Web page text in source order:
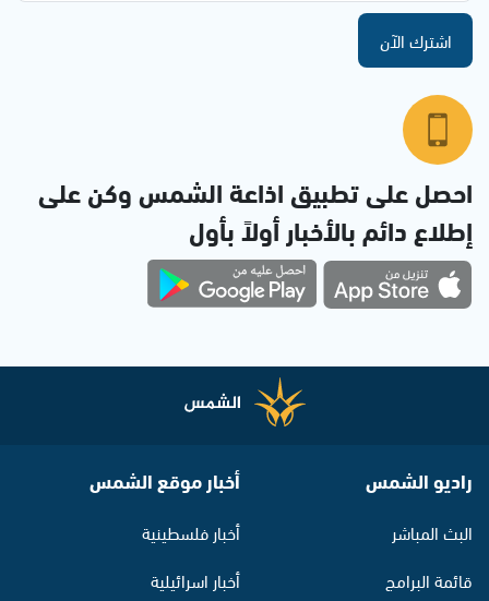
اشترك الآن
احصل على تطبيق اذاعة الشمس وكن على
إطلاع دائم بالأخبار أولاً بأول
راديو الشمس
البث المباشر
قائمة البرامج
أخبار موقع الشمس
أخبار فلسطينية
أخبار اسرائيلية